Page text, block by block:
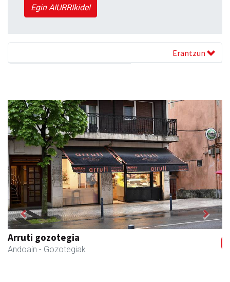
Egin AIURRIkide!
Erantzun
Kiwi Corner English
Andoain - Akademiak
Previous Next